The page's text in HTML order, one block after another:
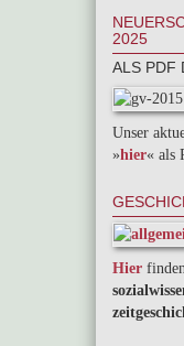
2025
ALS PDF
Unser
»hier« als
Hier